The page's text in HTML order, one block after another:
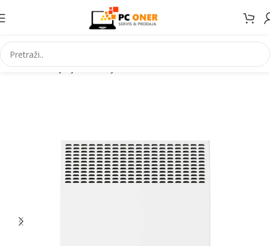
Početna Grijanje Hlađenje Konvektori Konvektorii